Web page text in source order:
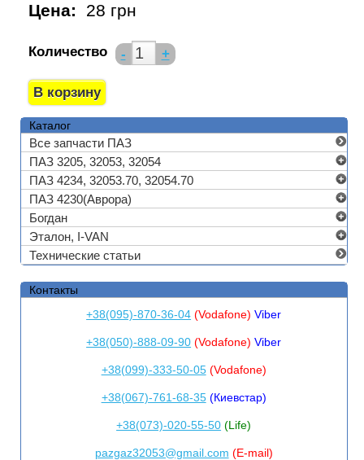
Цена: 28 грн
Количество - +
Каталог
Все запчасти ПАЗ
ПАЗ 3205, 32053, 32054
ПАЗ 4234, 32053.70, 32054.70
ПАЗ 4230(Аврора)
Богдан
Эталон, I-VAN
Технические статьи
Контакты
+38(095)-870-36-04 (Vodafone)Viber
+38(050)-888-09-90 (Vodafone)Viber
+38(099)-333-50-05(Vodafone)
+38(067)-761-68-35(Киевстар)
+38(073)-020-55-50 (Life)
pazgaz32053@gmail.com (E-mail)